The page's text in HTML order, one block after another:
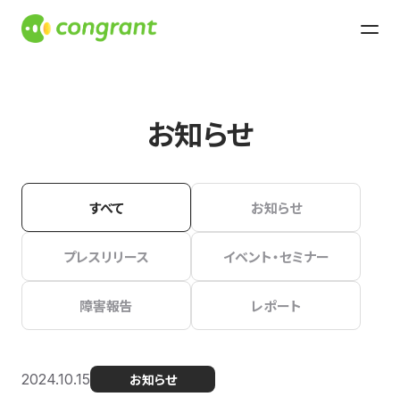
お知らせ
すべて お知らせ
プレスリリース イベント・セミナー
障害報告 レポート
2024.10.15 お知らせ